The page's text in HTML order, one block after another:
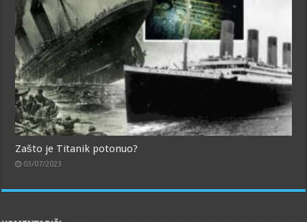
Zašto je Titanik potonuo?
03/07/2023